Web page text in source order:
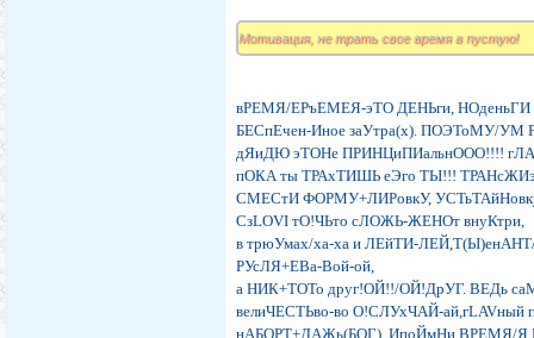
Мотивация, не трать свое время в пустую!
вРЕМЯ/ЕРъЕМЕЯ-эТО ДЕНЬги,
БЕСпЕчен-Иное заУтра(х). ПОЭТоМУ/УМ
дЯиДЮ эТОНе ПРИНЦиПИальнООО!!!!
пОКА ты ТРАхТИШЬ еЭго ТЫ!!!
СМЕСтИ ФОРМУ+ЛИРовкУ,
СзLOVI тО!ЧЬто сЛОЖЬ-ЖЕНОт внуКтри,
в трюУмах/ха-ха и ЛЕйТИ-
РУсЛЯ+ЕВа-Вой-ой,
а НИК+ТОТо друг!ОЙ!!/ОЙ!ДрУГ. ВЕДь
велиЧЕСТЬво-во О!СЛУхЧАЙ-
нАБОРТ+ДАЖь(БОГ). ИпоЙмНи ВРЕМЯ/Я